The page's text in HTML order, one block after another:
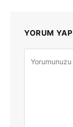
YORUM YAP